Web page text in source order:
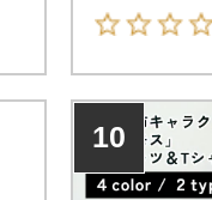
す。自社の
優良品に認
10